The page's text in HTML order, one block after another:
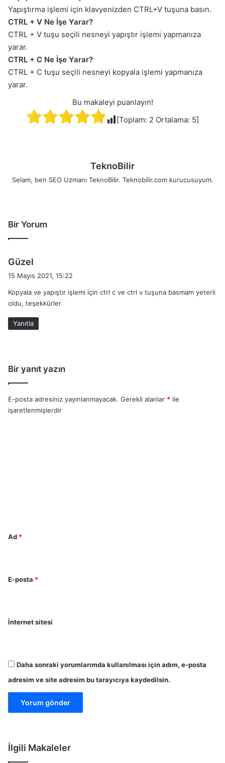
Yapıştırma işlemi için klavyenizden CTRL+V tuşuna basın.
CTRL + V Ne İşe Yarar?
CTRL + V tuşu seçili nesneyi yapıştır işlemi yapmanıza
yarar.
CTRL + C Ne İşe Yarar?
CTRL + C tuşu seçili nesneyi kopyala işlemi yapmanıza
yarar.
Bu makaleyi puanlayın!
[Toplam: 2 Ortalama: 5]
TeknoBilir
Selam, ben SEO Uzmanı TeknoBilir. Teknobilir.com kurucusuyum.
Bir Yorum
Güzel
i
k
i
:
15 Mayıs 2021, 15:22
Kopyala ve yapıştır işlemi için ctrl c ve ctrl v tuşuna basmam yeterli
oldu, teşekkürler
Yanıtla
Bir yanıt yazın
E-posta adresiniz yayınlanmayacak. Gerekli alanlar * ile
işaretlenmişlerdir
Ad *
E-posta *
İnternet sitesi
Daha sonraki yorumlarımda kullanılması için adım, e-posta
adresim ve site adresim bu tarayıcıya kaydedilsin.
İlgili Makaleler